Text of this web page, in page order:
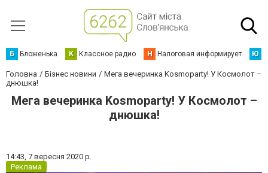
Б Бложенька К Классное радио Н Налоговая информирует Ю
Головна Бізнес новини
Мега вечеринка Kosmoparty! У Космолот –
днюшка!
Мега вечеринка Kosmoparty! У Космолот –
днюшка!
14:43, 7 вересня 2020 р.
Реклама